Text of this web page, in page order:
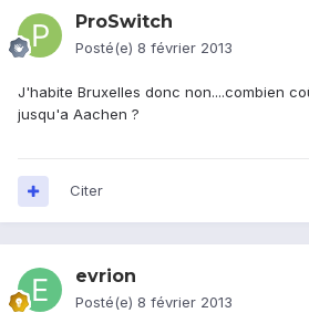
ProSwitch
Posté(e) 8 février 2013
J'habite Bruxelles donc non....combien
jusqu'a Aachen ?
Citer
evrion
Posté(e) 8 février 2013